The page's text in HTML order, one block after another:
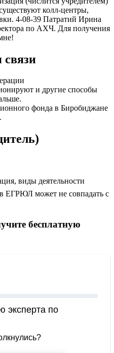
колл-центры,
4-08-39 Патратий Ирина
по АХЧ. Для получения
связи
и другие способы
фонда в Биробиджане
виды деятельности
ЕГРЮЛ может не совпадать с
бесплатную